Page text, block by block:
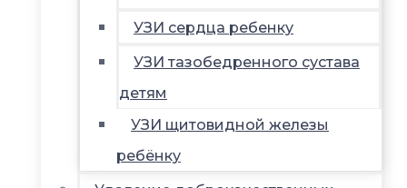
УЗИ сердца ребенку
УЗИ тазобедренного сустава
детям
УЗИ щитовидной железы
ребёнку